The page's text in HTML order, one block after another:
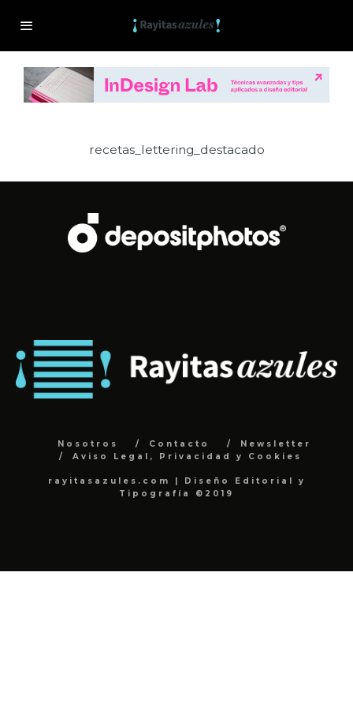
recetas_lettering_destacado
Nosotros Contacto
Newsletter
Aviso Legal, Privacidad y Cookies
rayitasazules.com | Diseño Editorial y
Tipografía ©2019